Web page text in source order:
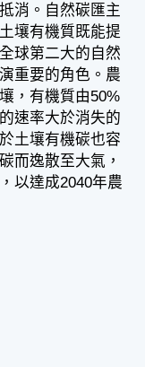
消。自然碳匯主
壤有機質既能提
球第二大的自然
重要的角色。農
，有機質由50%
速率大於消失的
土壤有機碳也容
而逸散至大氣，
以達成2040年農